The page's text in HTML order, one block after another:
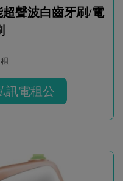
超聲波白齒牙刷/電
訊電租公